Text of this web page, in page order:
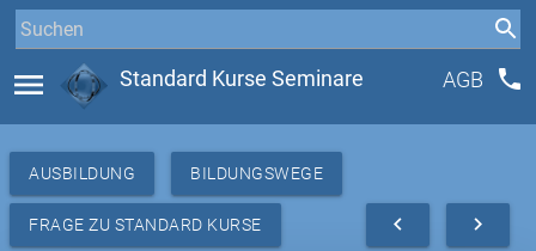
menu Standard Kurse Seminare AGB phone
AUSBILDUNG BILDUNGSWEGE
FRAGE ZU STANDARD KURSE navigate_next
navigate_before